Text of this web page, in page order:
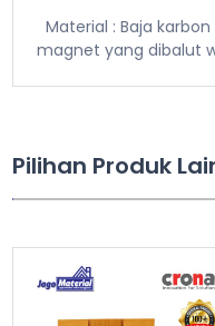
Material : Baja
magnet yang dibalut
Pilihan Produk